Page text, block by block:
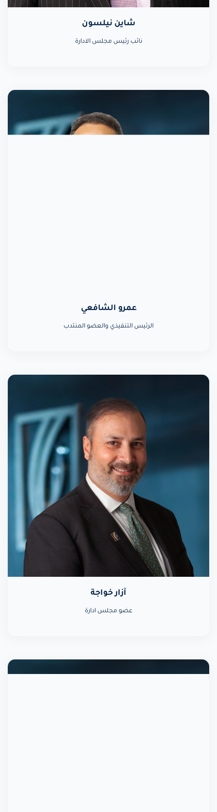
شاين نيلسون
نائب رئيس مجلس الادارة
عمرو الشافعي
الرئيس التنفيذي والعضو المنتدب
آزار خواجة
عضو مجلس ادارة